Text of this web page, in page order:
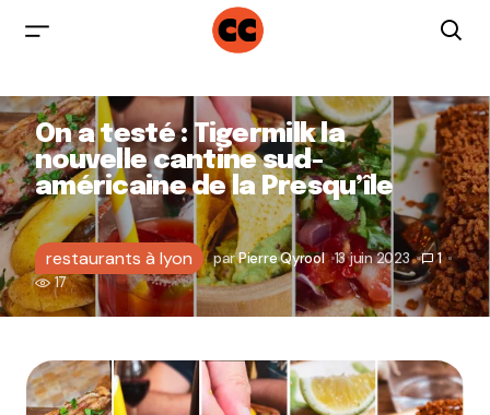
On a testé : Tigermilk la
nouvelle cantine sud-
américaine de la Presqu’île
restaurants à lyon parPierre Qyrool 13 juin 2023
1
17